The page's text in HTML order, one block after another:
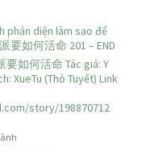
phản diện làm sao để
要如何活命 201 – END
要如何活命 Tác giả: Y
XueTu (Thỏ Tuyết) Link
story/198870712